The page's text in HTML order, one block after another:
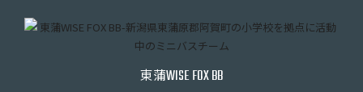
東蒲WISE FOX BB